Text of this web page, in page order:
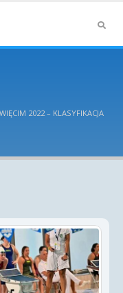
2022 – KLASYFIKACJA